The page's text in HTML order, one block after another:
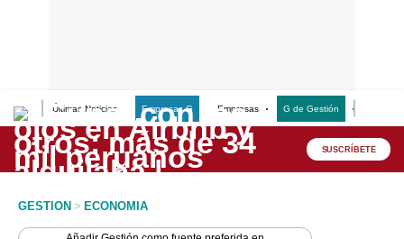
Últimas Noticias Empresas G Empresas G de Gestión
Lo último
Peru Quiosco SUSCRÍBETE
GESTION > ECONOMIA